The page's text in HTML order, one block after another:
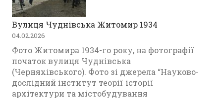
Вулиця Чуднівська Житомир 1934
04.02.2026
Фото Житомира 1934-го року, на фотографії
початок вулиця Чуднівська
(Черняхівського). Фото зі джерела “Науково-
дослідний інститут теорії історії
архітектури та містобудування